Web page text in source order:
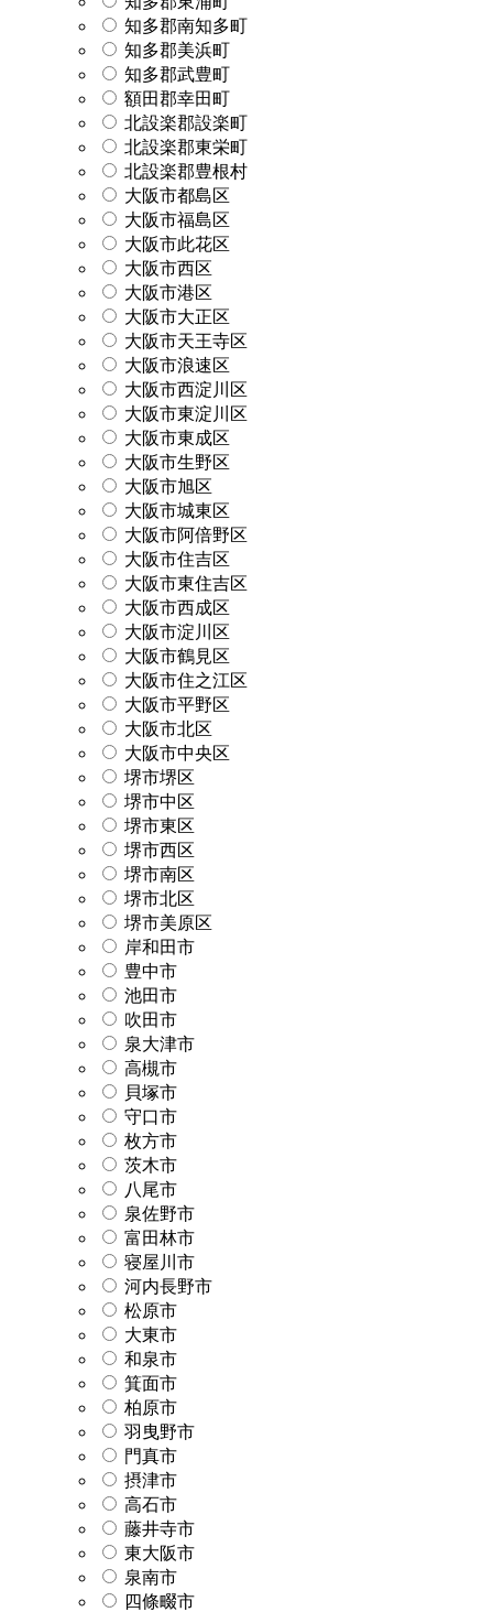
知多郡南知多町
知多郡美浜町
知多郡武豊町
額田郡幸田町
北設楽郡設楽町
北設楽郡東栄町
北設楽郡豊根村
大阪市都島区
大阪市福島区
大阪市此花区
大阪市西区
大阪市港区
大阪市大正区
大阪市天王寺区
大阪市浪速区
大阪市西淀川区
大阪市東淀川区
大阪市東成区
大阪市生野区
大阪市旭区
大阪市城東区
大阪市阿倍野区
大阪市住吉区
大阪市東住吉区
大阪市西成区
大阪市淀川区
大阪市鶴見区
大阪市住之江区
大阪市平野区
大阪市北区
大阪市中央区
堺市堺区
堺市中区
堺市東区
堺市西区
堺市南区
堺市北区
堺市美原区
岸和田市
豊中市
池田市
吹田市
泉大津市
高槻市
貝塚市
守口市
枚方市
茨木市
八尾市
泉佐野市
富田林市
寝屋川市
河内長野市
松原市
大東市
和泉市
箕面市
柏原市
羽曳野市
門真市
摂津市
高石市
藤井寺市
東大阪市
泉南市
四條畷市